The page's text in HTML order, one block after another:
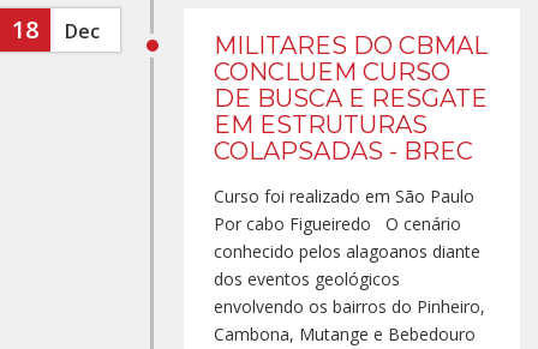
18 Dec
MILITARES DO CBMAL
CONCLUEM CURSO
DE BUSCA E RESGATE
EM ESTRUTURAS
COLAPSADAS - BREC
Curso foi realizado em São Paulo
Por cabo Figueiredo O cenário
conhecido pelos alagoanos diante
dos eventos geológicos
envolvendo os bairros do Pinheiro,
Cambona, Mutange e Bebedouro